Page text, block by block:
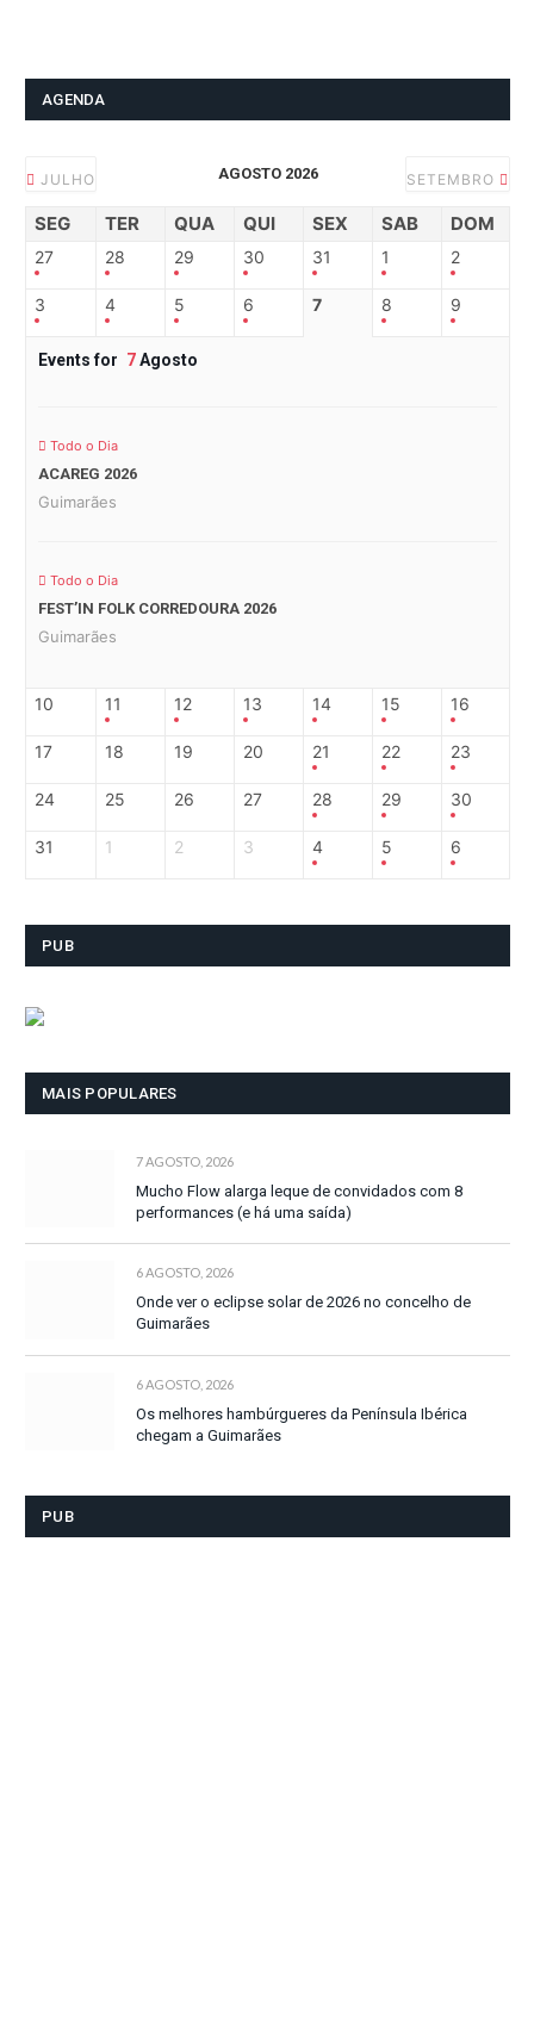
AGENDA
JULHO AGOSTO 2026 SETEMBRO
SEG TER QUA QUI SEX SAB DOM
27 28 29 30 31 1 2
3 4 5 6 7 8 9
Events for 7Agosto
Todo o Dia
ACAREG 2026
Guimarães
Todo o Dia
FEST’IN FOLK CORREDOURA 2026
Guimarães
10 11 12 13 14 15 16
17 18 19 20 21 22 23
24 25 26 27 28 29 30
31 1 2 3 4 5 6
PUB
MAIS POPULARES
7 AGOSTO, 2026
Mucho Flow alarga leque de convidados com 8
performances (e há uma saída)
6 AGOSTO, 2026
Onde ver o eclipse solar de 2026 no concelho de
Guimarães
6 AGOSTO, 2026
Os melhores hambúrgueres da Península Ibérica
chegam a Guimarães
PUB